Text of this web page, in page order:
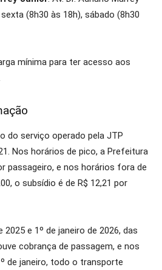
(8h30 às 18h), sábado (8h30
mínima para ter acesso aos
do serviço operado pela JTP
Nos horários de pico, a Prefeitura
passageiro, e nos horários fora de
o subsídio é de R$ 12,21 por
e 1º de janeiro de 2026, das
cobrança de passagem, e nos
de janeiro, todo o transporte